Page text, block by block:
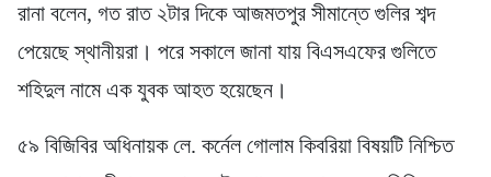
রানা বলেন, গত রাত ২টার দিকে আজমতপুর সীমান্তে গুলির শব্দ
পেয়েছে স্থানীয়রা। পরে সকালে জানা যায় বিএসএফের গুলিতে
শহিদুল নামে এক যুবক আহত হয়েছেন।
৫৯ বিজিবির অধিনায়ক লে. কর্নেল গোলাম কিবরিয়া বিষয়টি নিশ্চিত